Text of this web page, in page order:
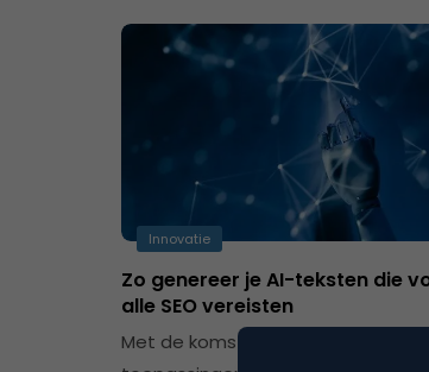
Innovatie
Zo genereer je AI-teksten die
alle SEO vereisten
Met de komst van GPT-4 is het